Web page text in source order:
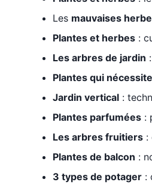
Les mauvaises
Plantes et herbes :
Les arbres de jardin
Plantes qui
Jardin vertical :
Plantes parfumées :
Les arbres fruitiers :
Plantes de balcon :
3 types de potager :